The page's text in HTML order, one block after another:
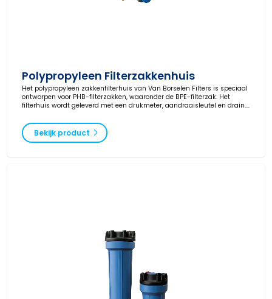
Polypropyleen Filterzakkenhuis
Het polypropyleen zakkenfilterhuis van Van Borselen Filters is speciaal
ontworpen voor PHB-filterzakken, waaronder de BPE-filterzak. Het
filterhuis wordt geleverd met een drukmeter, aandraaisleutel en drain.
toepassingen in waterbehandeling, chemie en olie- en gasindustrie.
Bekijk product